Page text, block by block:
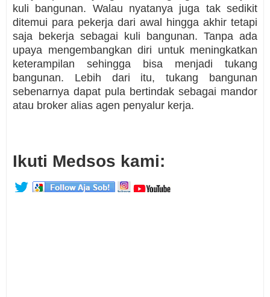
kuli bangunan. Walau nyatanya juga tak sedikit
ditemui para pekerja dari awal hingga akhir tetapi
saja bekerja sebagai kuli bangunan. Tanpa ada
upaya mengembangkan diri untuk meningkatkan
keterampilan sehingga bisa menjadi tukang
bangunan. Lebih dari itu, tukang bangunan
sebenarnya dapat pula bertindak sebagai mandor
atau broker alias agen penyalur kerja.
Ikuti Medsos kami: